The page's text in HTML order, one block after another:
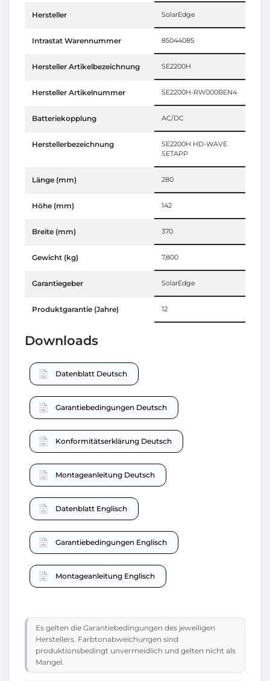
Hersteller SolarEdge
Intrastat Warennummer 85044085
Hersteller Artikelbezeichnung SE2200H
Hersteller Artikelnummer SE2200H-RW000BEN4
Batteriekopplung AC/DC
Herstellerbezeichnung
SE2200H HD-WAVE
SETAPP
Länge (mm) 280
Höhe (mm) 142
Breite (mm) 370
Gewicht (kg) 7,800
Garantiegeber SolarEdge
Produktgarantie (Jahre) 12
Downloads
Datenblatt Deutsch
Garantiebedingungen Deutsch
Konformitätserklärung Deutsch
Montageanleitung Deutsch
Datenblatt Englisch
Garantiebedingungen Englisch
Montageanleitung Englisch
Es gelten die Garantiebedingungen des jeweiligen
Herstellers. Farbtonabweichungen sind
produktionsbedingt unvermeidlich und gelten nicht als
Mangel.